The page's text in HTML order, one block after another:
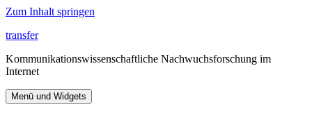
Zum Inhalt springen
transfer
Kommunikationswissenschaftliche Nachwuchsforschung im
Internet
Menü und Widgets